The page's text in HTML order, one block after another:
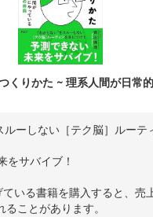
くりかた ~ 理系人間が日常
ルーしない［テク脳］ルーテ
をサバイブ！
いる書籍を購入すると、売
ることがあります。